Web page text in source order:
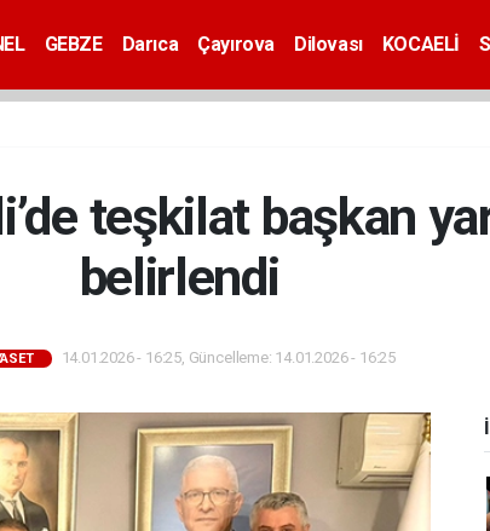
GEBZE Darıca Çayırova Dilovası KOCAELİ
teşkilat başkan
belirlendi
14.01.2026 - 16:25, Güncelleme: 14.01.2026 - 16:25